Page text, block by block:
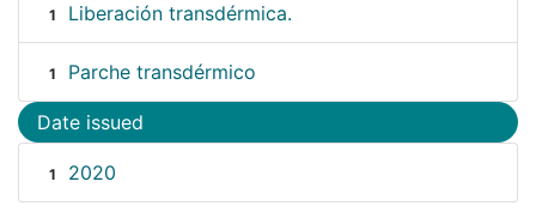
1 Liberación transdérmica.
1 Parche transdérmico
Date issued
1 2020